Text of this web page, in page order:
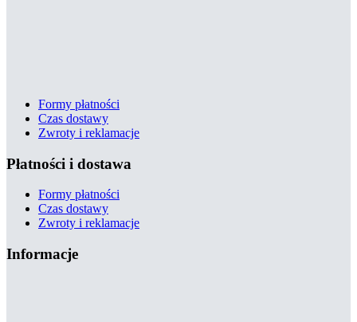
Formy płatności
Czas dostawy
Zwroty i reklamacje
Płatności i dostawa
Formy płatności
Czas dostawy
Zwroty i reklamacje
Informacje